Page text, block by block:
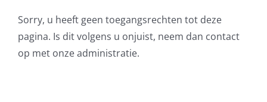
Sorry, u heeft geen toegangsrechten tot deze
pagina. Is dit volgens u onjuist, neem dan contact
op met onze administratie.